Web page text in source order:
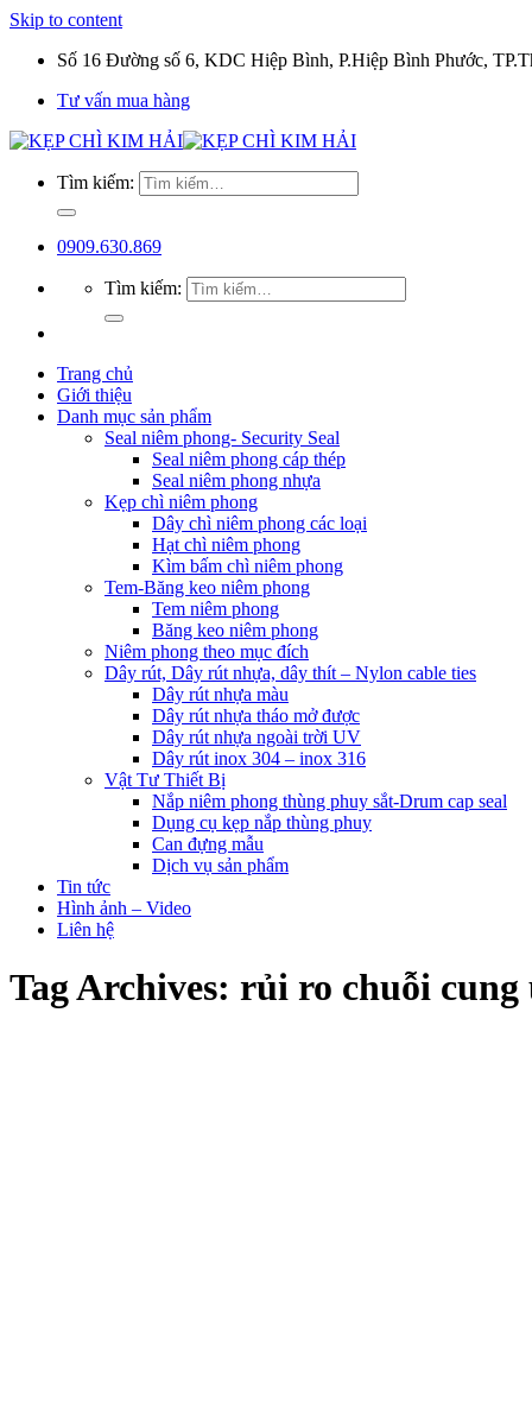
Skip to content
Số 16 Đường số 6, KDC Hiệp Bình, P.Hiệp Bình Phước,
Tư vấn mua hàng
Tìm kiếm:
0909.630.869
Tìm kiếm:
Trang chủ
Giới thiệu
Danh mục sản phẩm
Seal niêm phong- Security Seal
Seal niêm phong cáp thép
Seal niêm phong nhựa
Kẹp chì niêm phong
Dây chì niêm phong các loại
Hạt chì niêm phong
Kìm bấm chì niêm phong
Tem-Băng keo niêm phong
Tem niêm phong
Băng keo niêm phong
Niêm phong theo mục đích
Dây rút, Dây rút nhựa, dây thít – Nylon cable ties
Dây rút nhựa màu
Dây rút nhựa tháo mở được
Dây rút nhựa ngoài trời UV
Dây rút inox 304 – inox 316
Vật Tư Thiết Bị
Nắp niêm phong thùng phuy sắt-Drum cap seal
Dụng cụ kẹp nắp thùng phuy
Can đựng mẫu
Dịch vụ sản phẩm
Tin tức
Hình ảnh – Video
Liên hệ
Tag Archives: rủi ro chuỗi cung